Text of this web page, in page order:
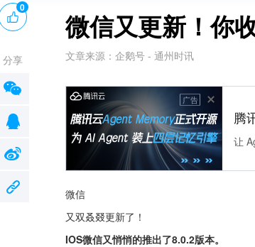
微信又更新！你
文章来源： 企鹅号 - 通州时讯
广告
腾
让
微信
又双叒叕更新了！
IOS微信又悄悄的推出了8.0.2版本。
0
分享